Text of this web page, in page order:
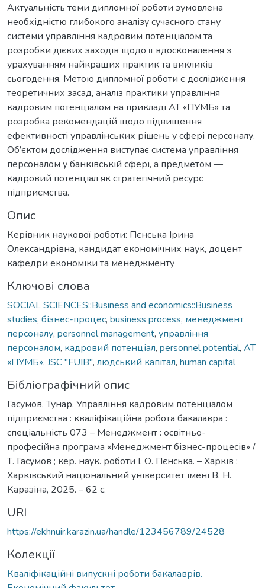
Актуальність теми дипломної роботи зумовлена
необхідністю глибокого аналізу сучасного стану
системи управління кадровим потенціалом та
розробки дієвих заходів щодо її вдосконалення з
урахуванням найкращих практик та викликів
сьогодення. Метою дипломної роботи є дослідження
теоретичних засад, аналіз практики управління
кадровим потенціалом на прикладі АТ «ПУМБ» та
розробка рекомендацій щодо підвищення
ефективності управлінських рішень у сфері персоналу.
Об’єктом дослідження виступає система управління
персоналом у банківській сфері, а предметом —
кадровий потенціал як стратегічний ресурс
підприємства.
Опис
Керівник наукової роботи: Пєнська Ірина
Олександрівна, кандидат економічних наук, доцент
кафедри економіки та менеджменту
Ключові слова
SOCIAL SCIENCES::Business and economics::Business
studies, бізнес-процес, business process, менеджмент
персоналу, personnel management, управління
персоналом, кадровий потенціал, personnel potential, АТ
«ПУМБ», JSC "FUIB", людський капітал, human capital
Бібліографічний опис
Гасумов, Тунар. Управління кадровим потенціалом
підприємства : кваліфікаційна робота бакалавра :
спеціальність 073 – Менеджмент : освітньо-
професійна програма «Менеджмент бізнес-процесів» /
Т. Гасумов ; кер. наук. роботи І. О. Пєнська. – Харків :
Харківський національний університет імені В. Н.
Каразіна, 2025. – 62 с.
URI
https://ekhnuir.karazin.ua/handle/123456789/24528
Колекції
Кваліфікаційні випускні роботи бакалаврів.